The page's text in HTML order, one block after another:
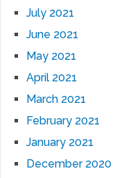
July 2021
June 2021
May 2021
April 2021
March 2021
February 2021
January 2021
December 2020